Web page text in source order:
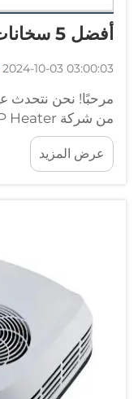
أفضل 5 سخانات ترکیبیة للهواء والماء
2024-10-03 03:00:03
المائي؟ هذا الجهاز
آنٍ واحد. وهذا أمر
الحفاظ...
عرض المزيد